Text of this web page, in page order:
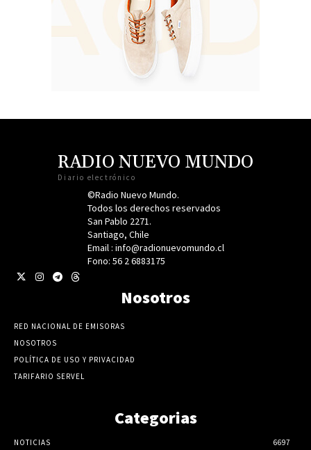
RADIO NUEVO MUNDO
Diario electrónico
©Radio Nuevo Mundo.
Todos los derechos reservados
San Pablo 2271.
Santiago, Chile
Email : info@radionuevomundo.cl
Fono: 56 2 6883175
Nosotros
RED NACIONAL DE EMISORAS
NOSOTROS
POLÍTICA DE USO Y PRIVACIDAD
TARIFARIO SERVEL
Categorias
NOTICIAS
6697